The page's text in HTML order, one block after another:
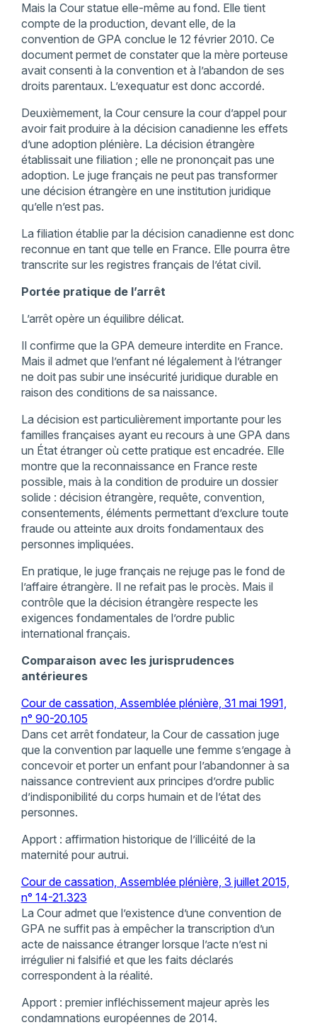
Mais la Cour statue elle-même au fond. Elle tient
compte de la production, devant elle, de la
convention de GPA conclue le 12 février 2010. Ce
document permet de constater que la mère porteuse
avait consenti à la convention et à l’abandon de ses
droits parentaux. L’exequatur est donc accordé.
Deuxièmement, la Cour censure la cour d’appel pour
avoir fait produire à la décision canadienne les effets
d’une adoption plénière. La décision étrangère
établissait une filiation ; elle ne prononçait pas une
adoption. Le juge français ne peut pas transformer
une décision étrangère en une institution juridique
qu’elle n’est pas.
La filiation établie par la décision canadienne est donc
reconnue en tant que telle en France. Elle pourra être
transcrite sur les registres français de l’état civil.
Portée pratique de l’arrêt
L’arrêt opère un équilibre délicat.
Il confirme que la GPA demeure interdite en France.
Mais il admet que l’enfant né légalement à l’étranger
ne doit pas subir une insécurité juridique durable en
raison des conditions de sa naissance.
La décision est particulièrement importante pour les
familles françaises ayant eu recours à une GPA dans
un État étranger où cette pratique est encadrée. Elle
montre que la reconnaissance en France reste
possible, mais à la condition de produire un dossier
solide : décision étrangère, requête, convention,
consentements, éléments permettant d’exclure toute
fraude ou atteinte aux droits fondamentaux des
personnes impliquées.
En pratique, le juge français ne rejuge pas le fond de
l’affaire étrangère. Il ne refait pas le procès. Mais il
contrôle que la décision étrangère respecte les
exigences fondamentales de l’ordre public
international français.
Comparaison avec les jurisprudences
antérieures
Cour de cassation, Assemblée plénière, 31 mai 1991,
n° 90-20.105
Dans cet arrêt fondateur, la Cour de cassation juge
que la convention par laquelle une femme s’engage à
concevoir et porter un enfant pour l’abandonner à sa
naissance contrevient aux principes d’ordre public
d’indisponibilité du corps humain et de l’état des
personnes.
Apport : affirmation historique de l’illicéité de la
maternité pour autrui.
Cour de cassation, Assemblée plénière, 3 juillet 2015,
n° 14-21.323
La Cour admet que l’existence d’une convention de
GPA ne suffit pas à empêcher la transcription d’un
acte de naissance étranger lorsque l’acte n’est ni
irrégulier ni falsifié et que les faits déclarés
correspondent à la réalité.
Apport : premier infléchissement majeur après les
condamnations européennes de 2014.